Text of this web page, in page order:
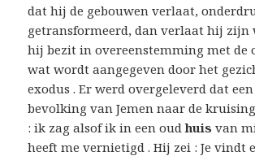
dat hij de gebouwen verlaat,
getransformeerd, dan verlaat hij zijn
hij bezit in overeenstemming met de
wat wordt aangegeven door het
exodus . Er werd overgeleverd dat
bevolking van Jemen naar de
: ik zag alsof ik in een oudhuis van
heeft me vernietigd . Hij zei : Je vindt